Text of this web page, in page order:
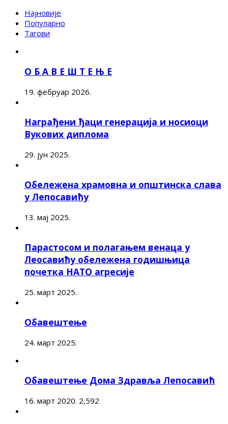
Најновије
Популарно
Тагови
О Б А В Е Ш Т Е Њ Е
19. фебруар 2026.
Награђени ђаци генерација и носиоци
Вукових диплома
29. јун 2025.
Обележена храмовна и општинска слава
у Лепосавићу
13. мај 2025.
Парастосом и полагањем венаца у
Леосавићу обележена годишњица
почетка НАТО агресије
25. март 2025.
Обавештење
24. март 2025.
Обавештење Дома Здравља Лепосавић
16. март 2020. 2,592